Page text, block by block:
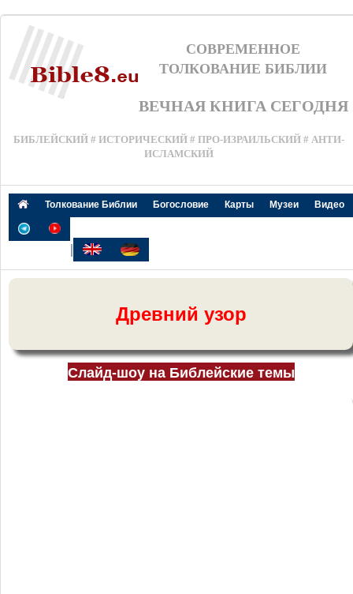
СОВРЕМЕННОЕ
ТОЛКОВАНИЕ БИБЛИИ
ВЕЧНАЯ КНИГА СЕГОДНЯ
БИБЛЕЙСКИЙ # ИСТОРИЧЕСКИЙ # ПРО-ИЗРАИЛЬСКИЙ # АНТИ-
ИСЛАМСКИЙ
Толкование Библии Богословие Карты Музеи Видео
|
Древний узор
Слайд-шоу на Библейские темы